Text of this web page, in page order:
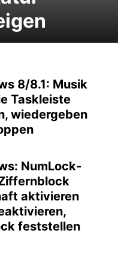
8/8.1: Musik
Taskleiste
wiedergeben
NumLock-
aktivieren
feststellen